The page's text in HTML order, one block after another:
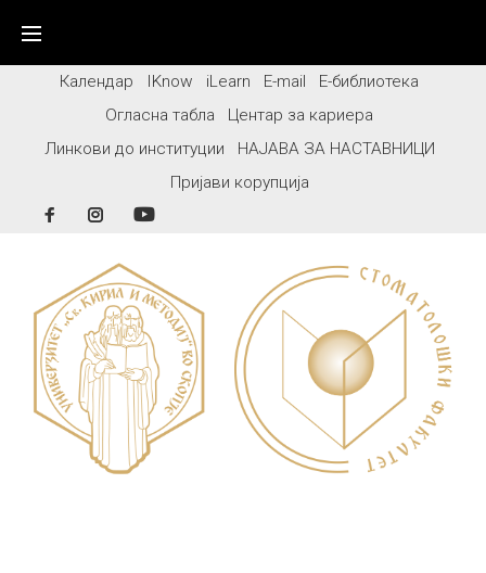
contentКалендар IKnow iLearn E-mail
Е-библиотека
Огласна табла
Центар за кариера
Линкови до институции
НАЈАВА ЗА НАСТАВНИЦИ
Пријави корупција
FacebookInstagram